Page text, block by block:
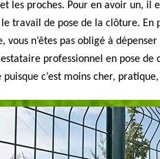
les proches. Pour en avoir un, il
travail de pose de la clôture. En
vous n’êtes pas obligé à
professionnel en pose de
c’est moins cher,